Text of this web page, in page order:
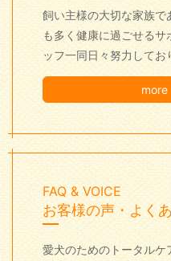
飼い主様の大切な家族
も多く健康に過ごせる
ッフ一同日々努力してお
more
FAQ & VOICE
お客様の声・よく
愛犬のためのトータル